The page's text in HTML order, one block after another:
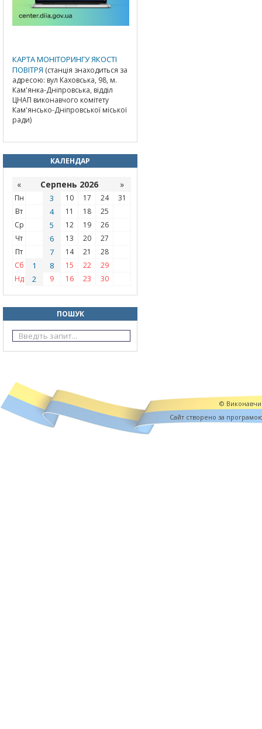
КАРТА МОНІТОРИНГУ ЯКОСТІ
ПОВІТРЯ (станція знаходиться за
адресою: вул Каховська, 98, м.
Кам'янка-Дніпровська, відділ
ЦНАП виконавчого комітету
Кам'янсько-Дніпровської міської
ради)
КАЛЕНДАР
« Серпень 2026 »
Пн 3 10 17 24
31
Вт
4 11 18
25
Ср
5 12 19
26
Чт
6 13 20
27
Пт
7 14 21
28
Сб
1 8 15 22
29
Нд
2 9 16 23 30
ПОШУК
©
Cайт створено за